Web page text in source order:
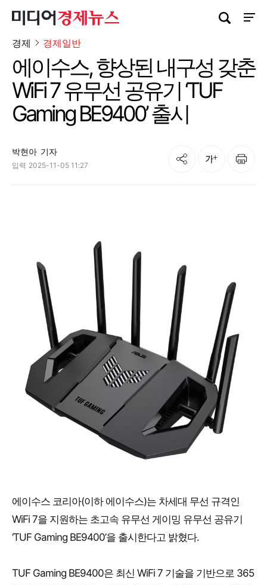
사이
검색창 열기
경제 경제일반
에이수스, 향상된 내구성 갖춘
WiFi 7 유무선 공유기 ‘TUF
Gaming BE9400’ 출시
박현아 기자
입력 2025-11-05 11:27
공유 글자크기 인쇄
에이수스 코리아(이하 에이수스)는 차세대 무선 규격인
WiFi 7을 지원하는 초고속 유무선 게이밍 유무선 공유기
‘TUF Gaming BE9400’을 출시한다고 밝혔다.
TUF Gaming BE9400은 최신 WiFi 7 기술을 기반으로 365